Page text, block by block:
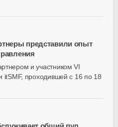
представили опыт
и участником VI
itSMF, проходившей с 16 по 18